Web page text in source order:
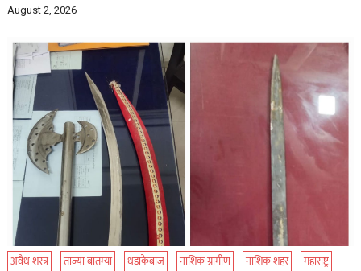
August 2, 2026
अवैध शस्त्र ताज्या बातम्या धडाकेबाज नाशिक ग्रामीण नाशिक शहर
महाराष्ट्र